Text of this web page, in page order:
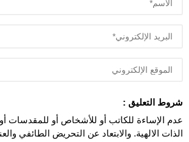
شروط التعليق :
عدم الإساءة للكاتب أو للأشخاص أو للمقدسات أو
الذات الالهية. والابتعاد عن التحريض الطائفي